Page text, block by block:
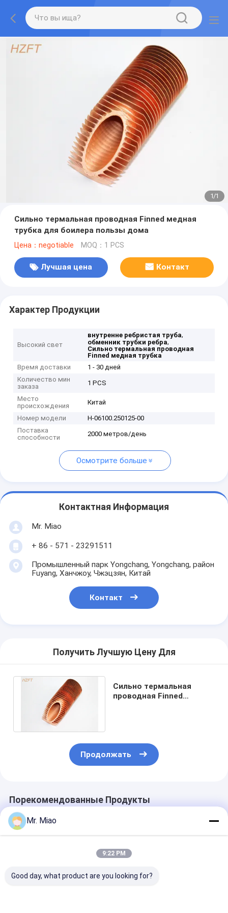
1/1
Сильно термальная проводная Finned медная
трубка для боилера пользы дома
Цена：negotiable MOQ：1 PCS
Лучшая цена Контакт
Характер Продукции
Высокий свет
внутренне ребристая труба,
обменник трубки ребра,
Сильно термальная проводная
Finned медная трубка
Время доставки
1 - 30 дней
Количество мин
заказа
1 PCS
Место
происхождения
Китай
Номер модели
H-06100.250125-00
Поставка
способности
2000 метров/день
Осмотрите больше
Контактная Информация
Mr. Miao
+ 86 - 571 - 23291511
Промышленный парк Yongchang, Yongchang, район
Fuyang, Ханчжоу, Чжэцзян, Китай
Контакт
Получить Лучшую Цену Для
Сильно термальная
проводная Finned
Продолжать
Порекомендованные Продукты
Mr. Miao
9:22 PM
Good day, what product are you looking for?